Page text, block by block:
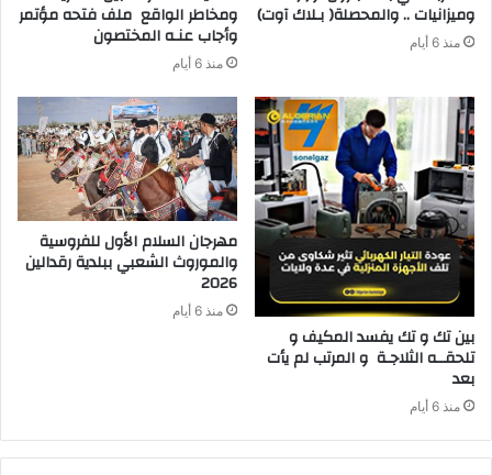
‬وميزانيات‭ .. ‬والمحصلة‭ )‬بـلاك‭ ‬آوت)
منذ 6 أيام ‬وأجاب‭ ‬عنـه‭ ‬المختصون
منذ 6 أيام
‬بعد‭ ‬
منذ 6 أيام
‬2026‭ ‬
منذ 6 أيام